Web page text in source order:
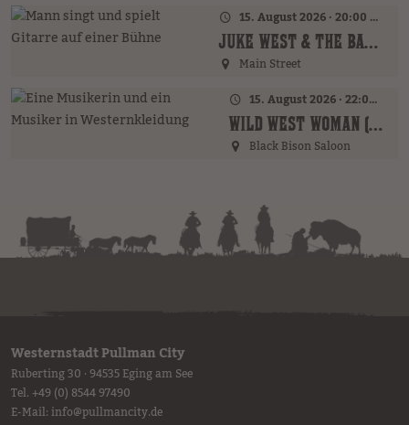
15. August 2026 · 20:00 Uhr
JUKE WEST & THE BAND (AT)
Main Street
15. August 2026 · 22:00 Uhr
WILD WEST WOMAN (GER)
Black Bison Saloon
Westernstadt Pullman City
Ruberting 30 · 94535 Eging am See
Tel. +49 (0) 8544 97490
E-Mail:info@pullmancity.de